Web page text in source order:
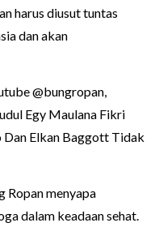
harus diusut tuntas
dan akan
@bungropan,
Egy Maulana Fikri
Dan Elkan Baggott Tidak
Ropan menyapa
dalam keadaan sehat.